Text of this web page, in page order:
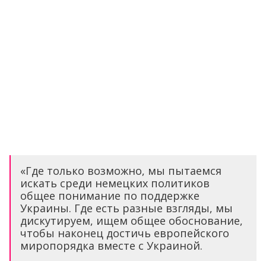
«Где только возможно, мы пытаемся
искать среди немецких политиков
общее понимание по поддержке
Украины. Где есть разные взгляды, мы
дискутируем, ищем общее обоснование,
чтобы наконец достичь европейского
миропорядка вместе с Украиной.